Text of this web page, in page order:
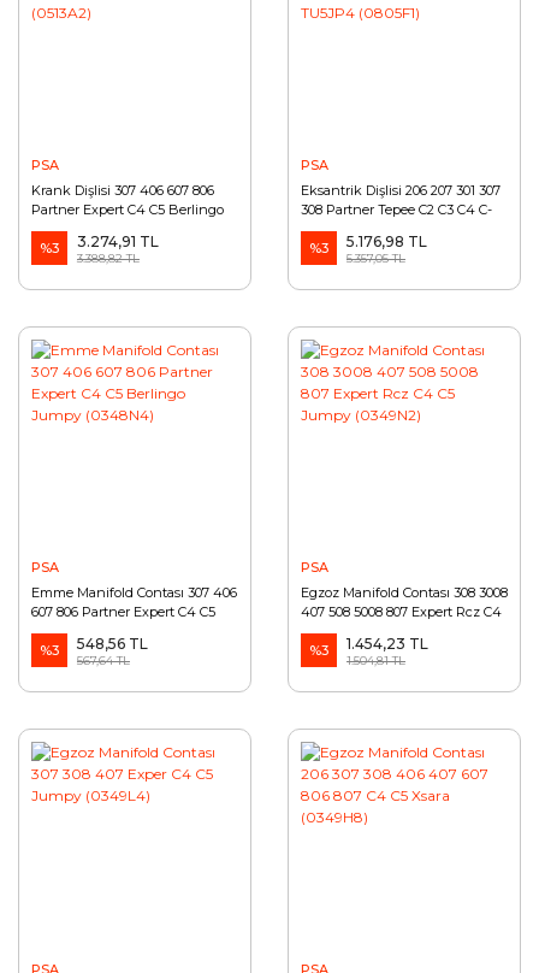
PSA
Krank Dişlisi 307 406 607 806
Partner Expert C4 C5 Berlingo
Jumpy DW10 (0513A2)
%3
3.274,91 TL
3.388,82 TL
PSA
Eksantrik Dişlisi 206 207 301 307
308 Partner Tepee C2 C3 C4 C-
elysee Xsara TU5JP4 (0805F1)
%3
5.176,98 TL
5.357,05 TL
PSA
Emme Manifold Contası 307 406
607 806 Partner Expert C4 C5
Berlingo Jumpy (0348N4)
%3
548,56 TL
567,64 TL
PSA
Egzoz Manifold Contası 308 3008
407 508 5008 807 Expert Rcz C4
C5 Jumpy (0349N2)
%3
1.454,23 TL
1.504,81 TL
PSA
PSA